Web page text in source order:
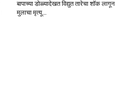
बापाच्या डोळ्यादेखत विद्युत तारेचा शॉक लागून
मुलाचा मृत्यू…